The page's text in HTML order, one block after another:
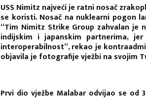
USS Nimitz najveći je ratni nosač
se koristi. Nosač na nuklearni pogon
“Tim Nimitz Strike Group zahvalan je
indijskim i japanskim partnerima,
interoperabilnost”, rekao je
objavila je fotografije vježbi na svojim
Prvi dio vježbe Malabar odvijao se od